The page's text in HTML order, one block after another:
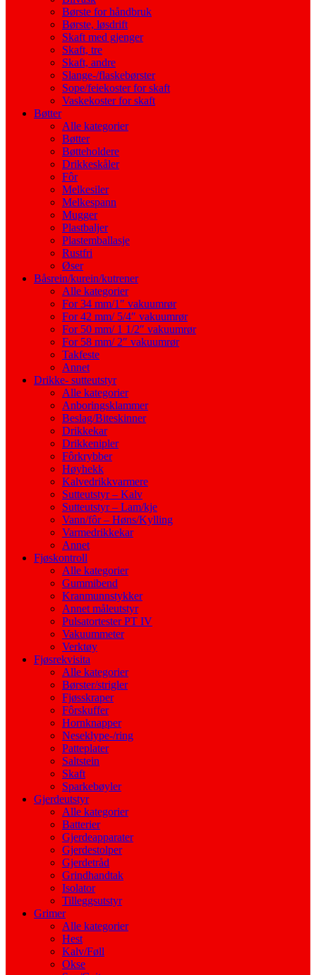
Børste for håndbruk
Børste, løsdrift
Skaft med gjenger
Skaft, tre
Skaft, andre
Slange-/flaskebørster
Sope/feiekoster for skaft
Vaskekoster for skaft
Bøtter
Alle kategorier
Bøtter
Bøtteholdere
Drikkeskåler
Fôr
Melkesiler
Melkespann
Mugger
Plastbaljer
Plastemballasje
Rustfri
Øser
Båsrein/kurein/kutrener
Alle kategorier
For 34 mm/1″ vakuumrør
For 42 mm/ 5/4″ vakuumrør
For 50 mm/ 1 1/2″ vakuumrør
For 58 mm/ 2″ vakuumrør
Takfeste
Annet
Drikke- sutteutstyr
Alle kategorier
Anboringsklammer
Beslag/Biteskinner
Drikkekar
Drikkenipler
Fôrkrybber
Høyhekk
Kalvedrikkvarmere
Sutteutstyr – Kalv
Sutteutstyr – Lam/kje
Vann/fôr – Høns/Kylling
Varmedrikkekar
Annet
Fjøskontroll
Alle kategorier
Gummibend
Kranmunnstykker
Annet måleutstyr
Pulsatortester PT IV
Vakuummeter
Verktøy
Fjøsrekvisita
Alle kategorier
Børster/strigler
Fjøsskraper
Fôrskuffer
Hornknapper
Neseklype-/ring
Patteplater
Saltstein
Skaft
Sparkebøyler
Gjerdeutstyr
Alle kategorier
Batterier
Gjerdeapparater
Gjerdestolper
Gjerdetråd
Grindhandtak
Isolator
Tilleggsutstyr
Grimer
Alle kategorier
Hest
Kalv/Føll
Okse